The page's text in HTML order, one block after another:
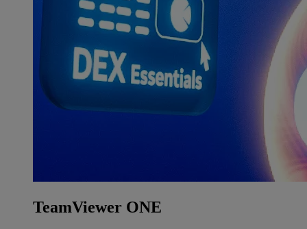
TeamViewer ONE